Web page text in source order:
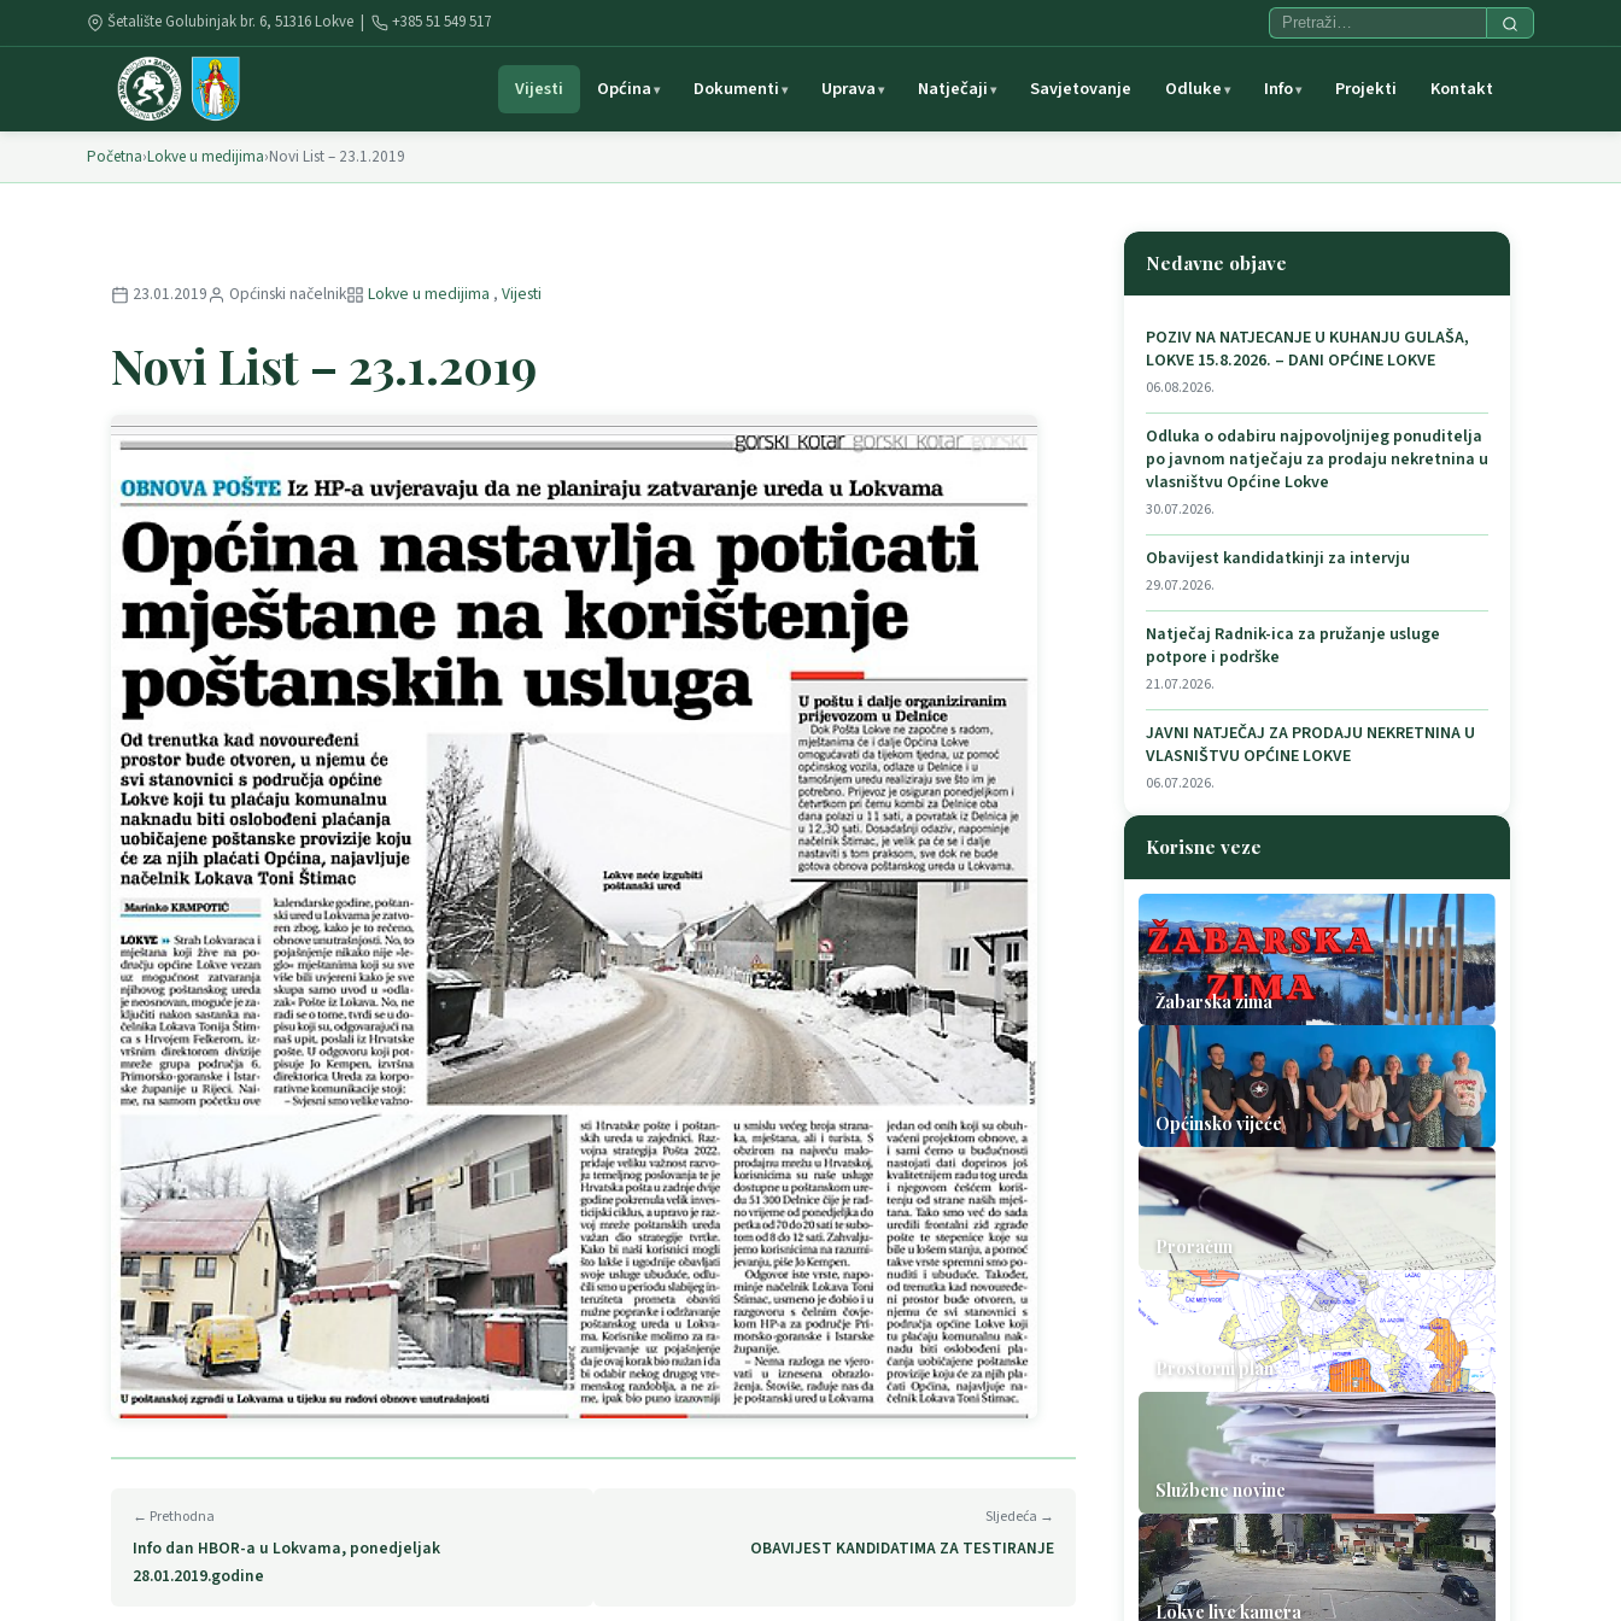
Šetalište Golubinjak br. 6, 51316 Lokve | +385 51 549 517
Vijesti Općina Dokumenti Uprava Natječaji Savjetovanje Odluke Info Projekti Kontakt
Početna›Lokve u medijima›Novi List – 23.1.2019
23.01.2019 Općinski načelnik Lokve u medijima , Vijesti
Novi List – 23.1.2019
← Prethodna
Info dan HBOR-a u Lokvama, ponedjeljak
28.01.2019.godine
Sljedeća →
OBAVIJEST KANDIDATIMA ZA TESTIRANJE
Nedavne objave
POZIV NA NATJECANJE U KUHANJU GULAŠA,
LOKVE 15.8.2026. – DANI OPĆINE LOKVE
06.08.2026.
Odluka o odabiru najpovoljnijeg ponuditelja
po javnom natječaju za prodaju nekretnina u
vlasništvu Općine Lokve
30.07.2026.
Obavijest kandidatkinji za intervju
29.07.2026.
Natječaj Radnik-ica za pružanje usluge
potpore i podrške
21.07.2026.
JAVNI NATJEČAJ ZA PRODAJU NEKRETNINA U
VLASNIŠTVU OPĆINE LOKVE
06.07.2026.
Korisne veze
Žabarska zima
Općinsko vijeće
Proračun
Prostorni plan
Službene novine
Lokve live kamera